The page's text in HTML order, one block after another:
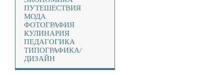
ПУТЕШЕСТВИЯ
МОДА
ФОТОГРАФИЯ
КУЛИНАРИЯ
ПЕДАГОГИКА
ТИПОГРАФИКА/
ДИЗАЙН